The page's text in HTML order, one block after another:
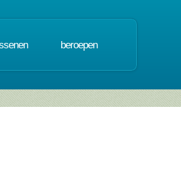
beroepen